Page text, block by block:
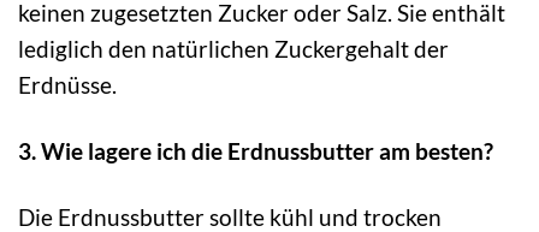
keinen zugesetzten Zucker oder Salz. Sie enthält
lediglich den natürlichen Zuckergehalt der
Erdnüsse.
3. Wie lagere ich die Erdnussbutter am besten?
Die Erdnussbutter sollte kühl und trocken